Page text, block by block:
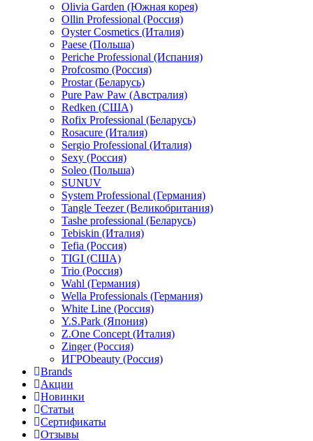
Olivia Garden (Южная корея)
Ollin Professional (Россия)
Oyster Cosmetics (Италия)
Paese (Польша)
Periche Professional (Испания)
Profcosmo (Россия)
Prostar (Беларусь)
Pure Paw Paw (Австралия)
Redken (США)
Rofix Professional (Беларусь)
Rosacure (Италия)
Sergio Professional (Италия)
Sexy (Россия)
Soleo (Польша)
SUNUV
System Professional (Германия)
Tangle Teezer (Великобритания)
Tashe professional (Беларусь)
Tebiskin (Италия)
Tefia (Россия)
TIGI (США)
Trio (Россия)
Wahl (Германия)
Wella Professionals (Германия)
White Line (Россия)
Y.S.Park (Япония)
Z.One Concept (Италия)
Zinger (Россия)
ИГРОbeauty (Россия)
Brands
Акции
Новинки
Статьи
Сертификаты
Отзывы